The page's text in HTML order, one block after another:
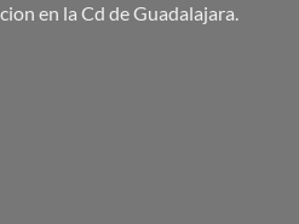
en la Cd de Guadalajara.